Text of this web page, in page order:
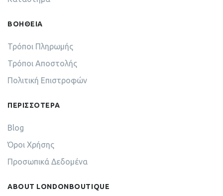
ΒΟΗΘΕΙΑ
Τρόποι Πληρωμής
Τρόποι Αποστολής
Πολιτική Επιστροφών
ΠΕΡΙΣΣΟΤΕΡΑ
Blog
Όροι Χρήσης
Προσωπικά Δεδομένα
ABOUT LONDONBOUTIQUE